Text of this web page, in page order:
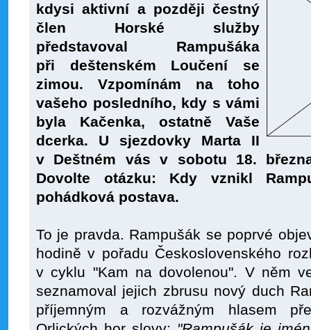
kdysi aktivní a později čestný
člen Horské služby
představoval Rampušáka
při deštenském Loučení se
zimou. Vzpomínám na toho
vašeho posledního, kdy s vámi
byla Kačenka, ostatně Vaše
dcerka. U sjezdovky Marta II
v Deštném vás v sobotu 18.
Dovolte otázku: Kdy vznikl
pohádková postava.
To je pravda. Rampušák se poprvé
hodině v pořadu Československého
v cyklu "Kam na dovolenou". V něm
seznamoval jejich zbrusu nový duch
příjemným a rozvážným hlasem